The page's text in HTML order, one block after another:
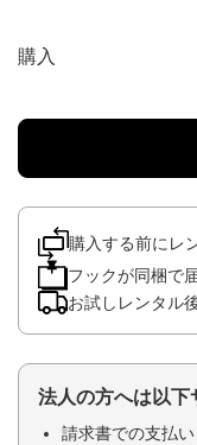
購入
購入する前にレ
フックが同梱で
お試しレンタル
法人の方へは以下
請求書での支払い